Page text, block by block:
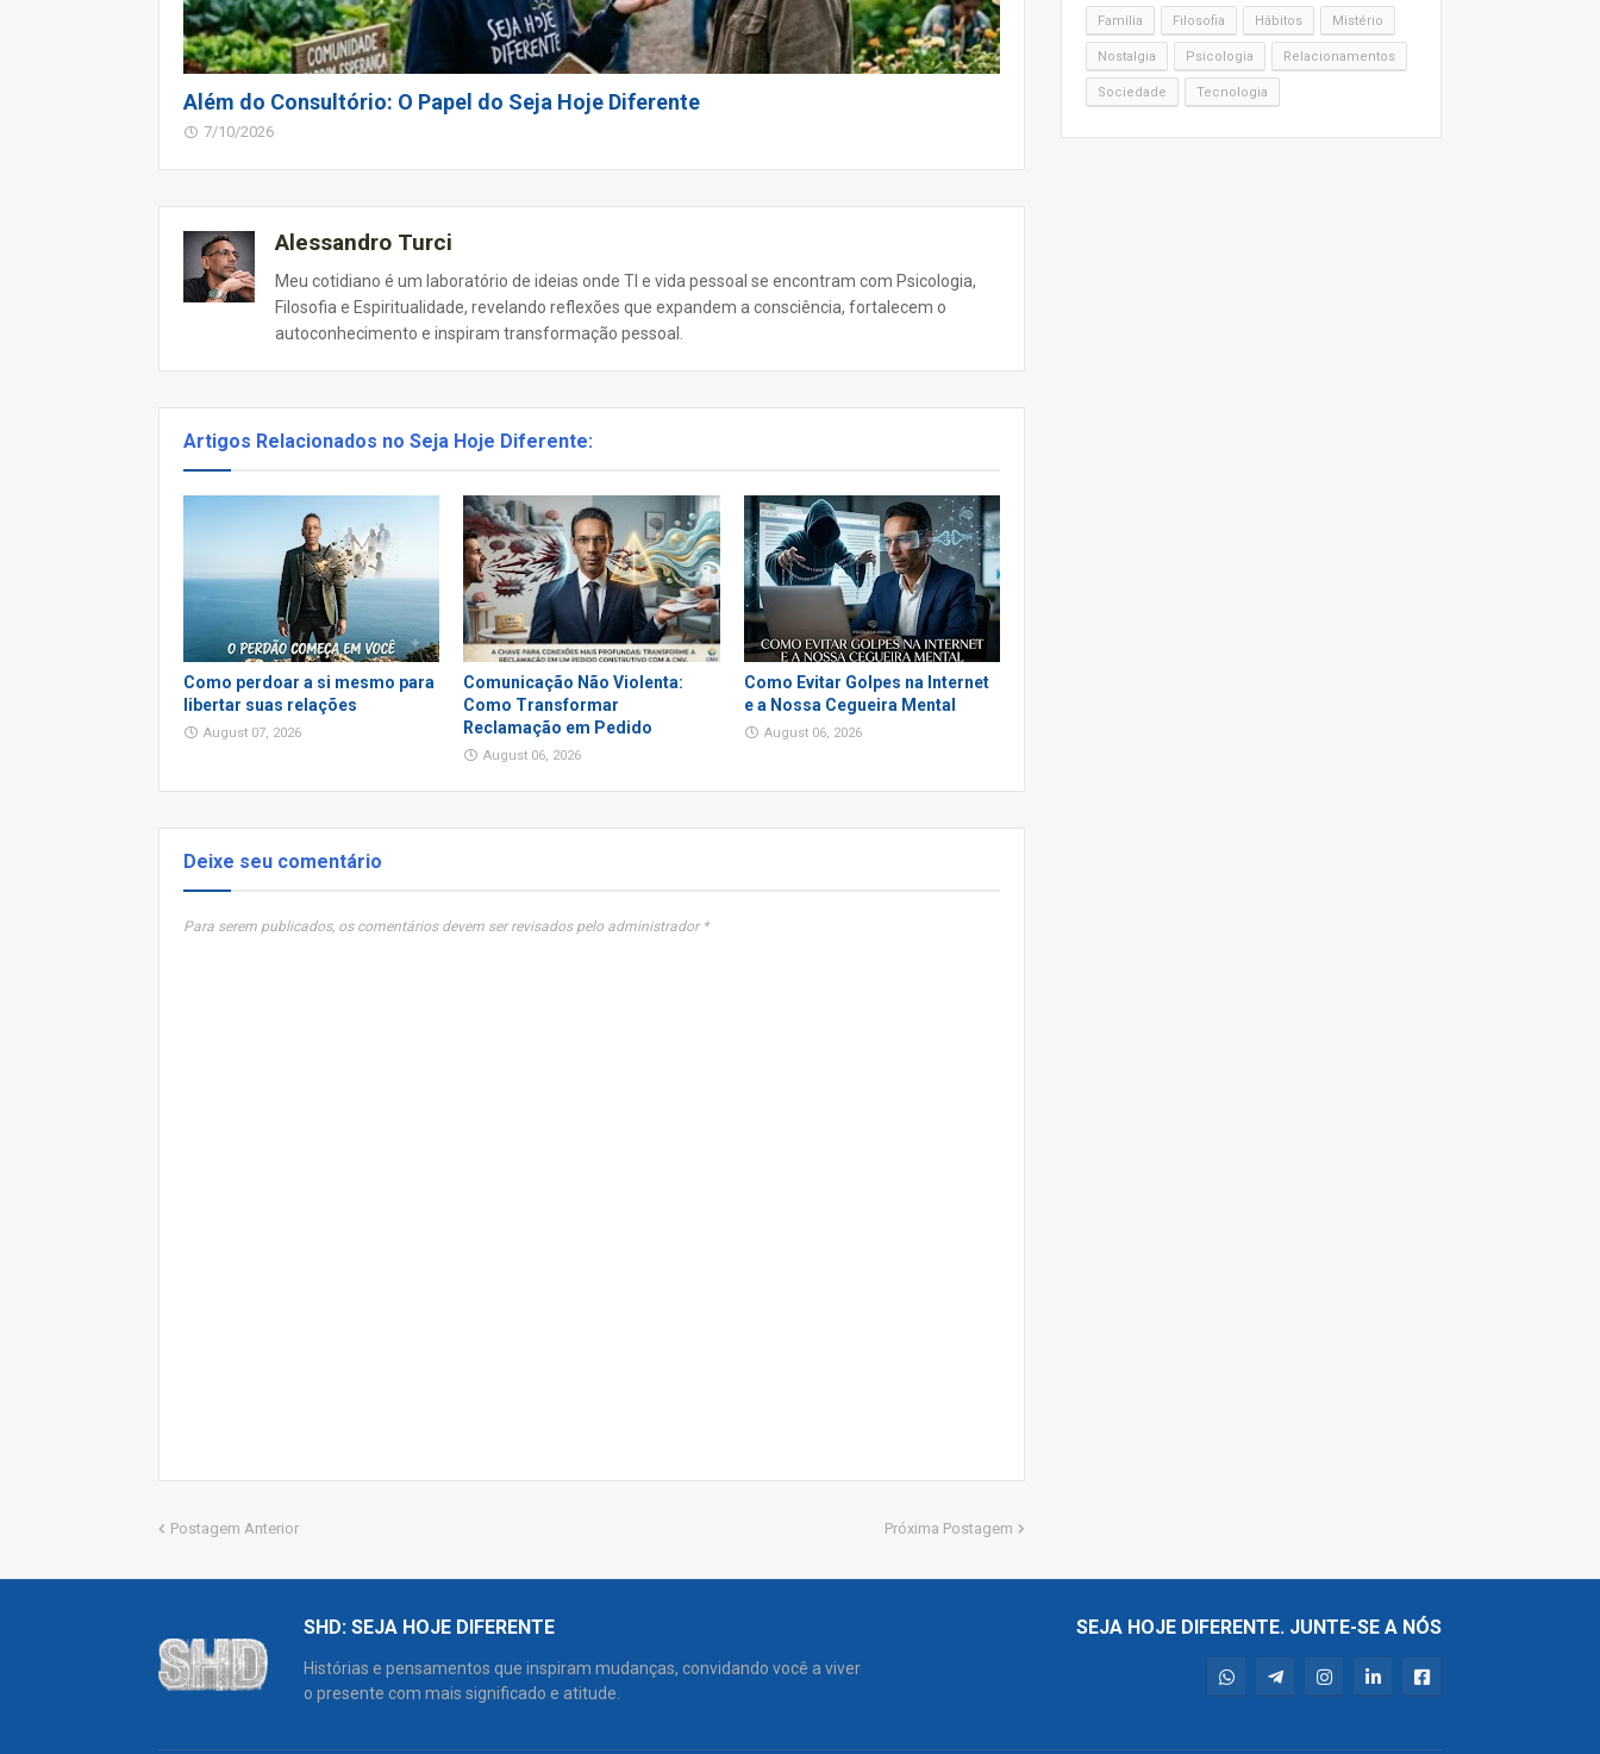
Além do Consultório: O Papel do Seja Hoje Diferente
7/10/2026
Alessandro Turci
Meu cotidiano é um laboratório de ideias onde TI e vida pessoal se encontram com Psicologia,
Filosofia e Espiritualidade, revelando reflexões que expandem a consciência, fortalecem o
autoconhecimento e inspiram transformação pessoal.
Artigos Relacionados no Seja Hoje Diferente:
Como perdoar a si mesmo para
libertar suas relações
August 07, 2026
Comunicação Não Violenta:
Como Transformar
Reclamação em Pedido
August 06, 2026
Como Evitar Golpes na Internet
e a Nossa Cegueira Mental
August 06, 2026
Deixe seu comentário
Para serem publicados, os comentários devem ser revisados pelo administrador *
Postagem Anterior Próxima Postagem
Família Filosofia Hábitos Mistério
Nostalgia Psicologia Relacionamentos
Sociedade Tecnologia
SHD: SEJA HOJE DIFERENTE
Histórias e pensamentos que inspiram mudanças, convidando você a viver
o presente com mais significado e atitude.
SEJA HOJE DIFERENTE. JUNTE-SE A NÓS